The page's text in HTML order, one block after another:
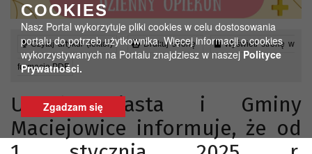
COOKIES
Nasz Portal wykorzytuje pliki cookies w celu dostosowania
portalu do potrzeb użytkownika. Więcej informacji o cookies
wykorzystywanych na Portalu znajdziesz w naszej Polityce
Prywatności.
Zgadzam się
Czytaj artykuł (lektor) Drukuj stronę Wyświetl stronę w
formacie PDF
Urząd Miasta i Gminy
Maciejowice informuje, że od